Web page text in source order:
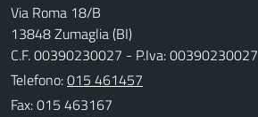
Via Roma 18/B
13848 Zumaglia (BI)
C.F. 00390230027 - P.Iva: 00390230027
Telefono:015 461457
Fax: 015 463167